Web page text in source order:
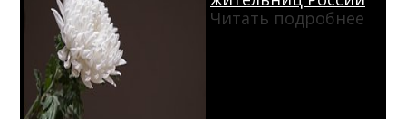
Читать подробнее